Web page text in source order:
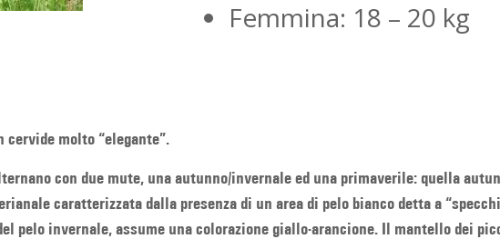
Femmina: 18 – 20 kg
molto “elegante”.
con due mute, una autunno/invernale ed una primaverile: quella
caratterizzata dalla presenza di un area di pelo bianco detta a
pelo invernale, assume una colorazione giallo-arancione. Il mantello dei